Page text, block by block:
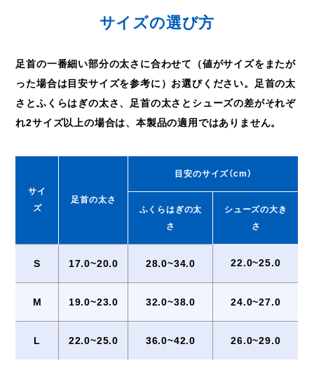
サイズの選び方
足首の一番細い部分の太さに合わせて（値がサイズをまたが
った場合は目安サイズを参考に）お選びください。足首の太
さとふくらはぎの太さ、足首の太さとシューズの差がそれぞ
れ2サイズ以上の場合は、本製品の適用ではありません。
サイ
ズ
足首の太さ
目安のサイズ（cm）
ふくらはぎの太
さ
シューズの大き
さ
S 17.0~20.0 28.0~34.0 22.0~25.0
M 19.0~23.0 32.0~38.0 24.0~27.0
L 22.0~25.0 36.0~42.0 26.0~29.0